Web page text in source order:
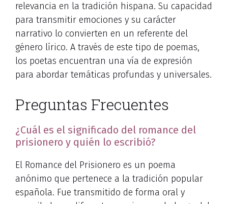
relevancia en la tradición hispana. Su capacidad
para transmitir emociones y su carácter
narrativo lo convierten en un referente del
género lírico. A través de este tipo de poemas,
los poetas encuentran una vía de expresión
para abordar temáticas profundas y universales.
Preguntas Frecuentes
¿Cuál es el significado del romance del
prisionero y quién lo escribió?
El Romance del Prisionero es un poema
anónimo que pertenece a la tradición popular
española. Fue transmitido de forma oral y